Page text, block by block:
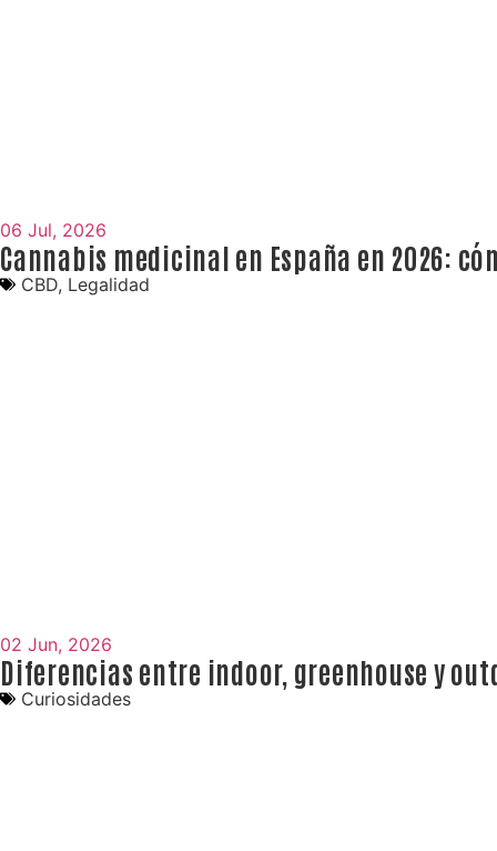
06 Jul, 2026
Cannabis medicinal en España en 2026:
CBD, Legalidad
02 Jun, 2026
Diferencias entre indoor, greenhouse y
Curiosidades